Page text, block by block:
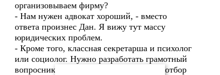
организовываем фирму?
- Нам нужен адвокат хороший, - вместо
ответа произнес Дан. Я вижу тут массу
юридических проблем.
- Кроме того, классная секретарша и психолог
или социолог. Нужно разработать грамотный
вопросник для претендентов. Вообще, отбор